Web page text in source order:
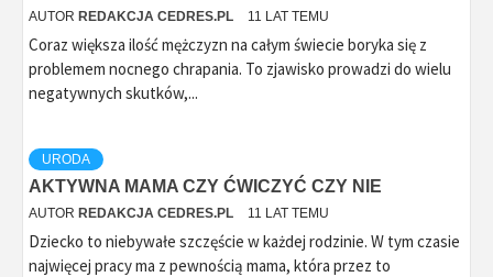
AUTOR REDAKCJA CEDRES.PL 11 LAT TEMU
Coraz większa ilość mężczyzn na całym świecie boryka się z
problemem nocnego chrapania. To zjawisko prowadzi do wielu
negatywnych skutków,...
URODA
AKTYWNA MAMA CZY ĆWICZYĆ CZY NIE
AUTOR REDAKCJA CEDRES.PL 11 LAT TEMU
Dziecko to niebywałe szczęście w każdej rodzinie. W tym czasie
najwięcej pracy ma z pewnością mama, która przez to